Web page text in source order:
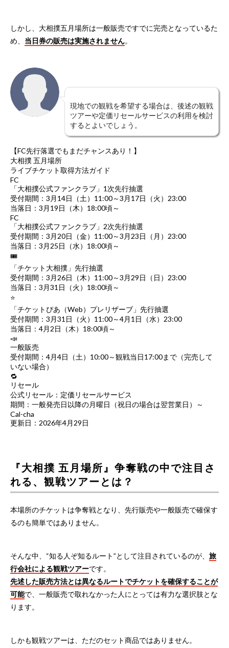
しかし、大相撲五月場所は一般販売ですでに完売となっているた
め、 当日券の販売は実施されません。
現地での観戦を希望する場合は、後述の観戦
ツアーや定価リセールサービスの利用を検討
するとよいでしょう。
【FC先行落選でもまだチャンスあり！】
大相撲 五月場所
ライブチケット取得方法ガイド
FC
「大相撲公式ファンクラブ」1次先行抽選
受付期間：3月14日（土）11:00～3月17日（火）23:00
当落日：3月19日（木）18:00頃～
FC
「大相撲公式ファンクラブ」2次先行抽選
受付期間：3月20日（金）11:00～3月23日（月）23:00
当落日：3月25日（水）18:00頃～
🎟
「チケット大相撲」先行抽選
受付期間：3月26日（木）11:00～3月29日（日）23:00
当落日：3月31日（火）18:00頃～
⭐
「チケットぴあ（Web）プレリザーブ」先行抽選
受付期間：3月31日（火）11:00～4月1日（水）23:00
当落日：4月2日（木）18:00頃～
📣
一般販売
受付期間：4月4日（土）10:00～観戦当日17:00まで（完売して
いない場合）
🔁
リセール
公式リセール：定価リセールサービス
期間：一般発売日以降の月曜日（祝日の場合は翌営業日）～
Cal-cha
更新日：2026年4月29日
『大相撲 五月場所』争奪戦の中で注目さ
れる、観戦ツアーとは？
本場所のチケットは争奪戦となり、先行販売や一般販売で確保す
るのも簡単ではありません。
そんな中、“知る人ぞ知るルート”として注目されているのが、 旅
行会社による観戦ツアーです。
先述した販売方法とは異なるルートでチケットを確保することが
可能で、一般販売で取れなかった人にとっては有力な選択肢とな
ります。
しかも観戦ツアーは、ただのセット商品ではありません。